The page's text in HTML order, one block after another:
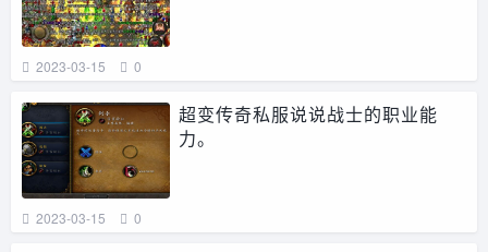
2023-03-15 0
超变传奇私服说说战士的职业能
力。
2023-03-15 0